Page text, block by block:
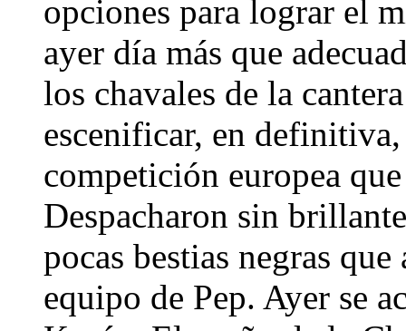
opciones para lograr el
ayer día más que
los chavales de la
escenificar, en definitiva,
competición europea
Despacharon sin
pocas bestias negras
equipo de Pep. Ayer se